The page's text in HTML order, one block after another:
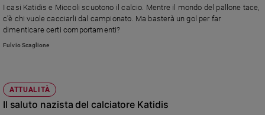
I casi Katidis e Miccoli scuotono il calcio. Mentre il mondo del pallone tace,
c'è chi vuole cacciarli dal campionato. Ma basterà un gol per far
dimenticare certi comportamenti?
Fulvio Scaglione
ATTUALITÀ
Il saluto nazista del calciatore Katidis